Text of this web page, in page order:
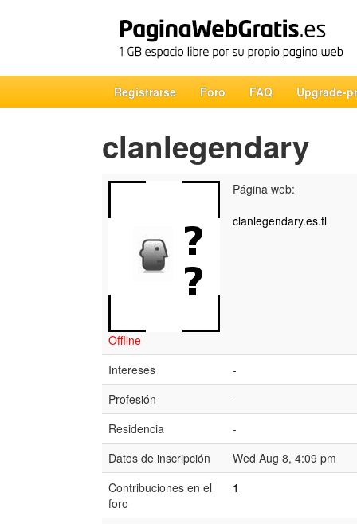
Registrarse Foro FAQ Upgrade-
clanlegendary
Offline
Página web:
clanlegendary.es.tl
Intereses
-
Profesión
-
Residencia
-
Datos de inscripción
Wed Aug 8, 4:09 pm
Contribuciones en el
foro
1